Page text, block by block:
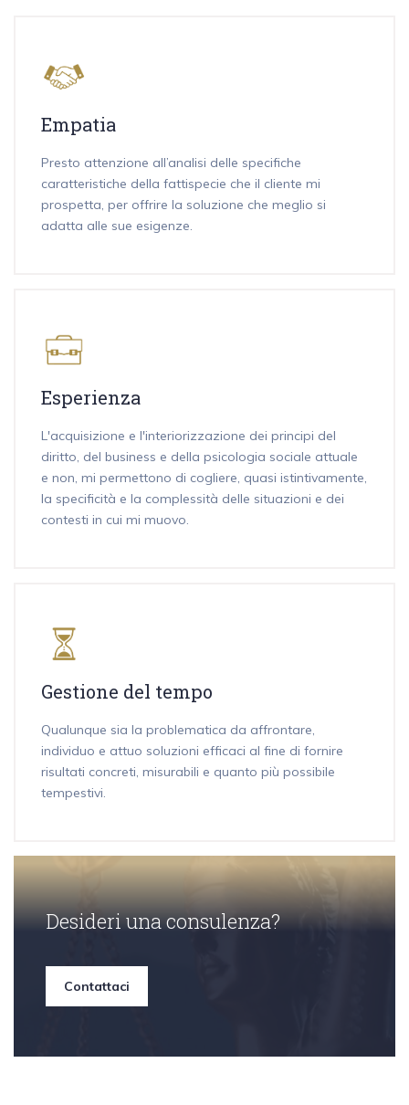
Empatia
Presto attenzione all’analisi delle specifiche
caratteristiche della fattispecie che il cliente mi
prospetta, per offrire la soluzione che meglio si
adatta alle sue esigenze.
Esperienza
L'acquisizione e l'interiorizzazione dei principi del
diritto, del business e della psicologia sociale attuale
e non, mi permettono di cogliere, quasi istintivamente,
la specificità e la complessità delle situazioni e dei
contesti in cui mi muovo.
Gestione del tempo
Qualunque sia la problematica da affrontare,
individuo e attuo soluzioni efficaci al fine di fornire
risultati concreti, misurabili e quanto più possibile
tempestivi.
Desideri una consulenza?
Contattaci